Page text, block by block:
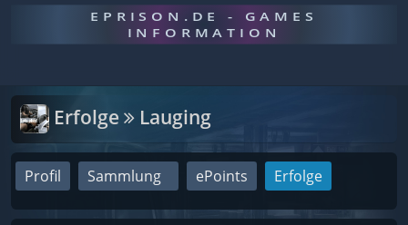
EPRISON.DE - GAMES
INFORMATION
Erfolge Lauging
Profil Sammlung ePoints Erfolge